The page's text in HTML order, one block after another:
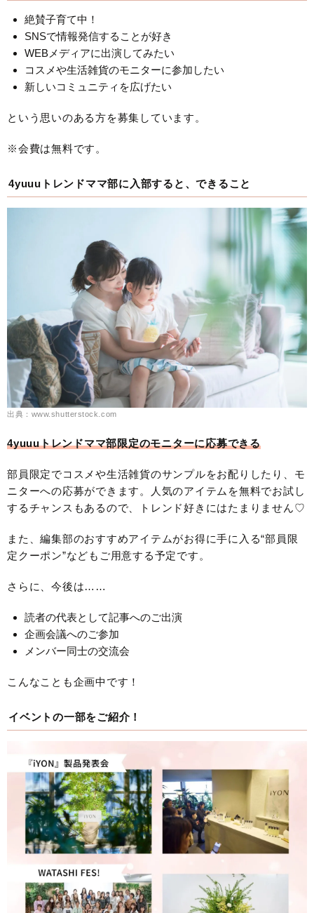
絶賛子育て中！
SNSで情報発信することが好き
WEBメディアに出演してみたい
コスメや生活雑貨のモニターに参加したい
新しいコミュニティを広げたい
という思いのある方を募集しています。
※会費は無料です。
4yuuuトレンドママ部に入部すると、できること
出典：www.shutterstock.com
4yuuuトレンドママ部限定のモニターに応募できる
部員限定でコスメや生活雑貨のサンプルをお配りしたり、モ
ニターへの応募ができます。人気のアイテムを無料でお試し
するチャンスもあるので、トレンド好きにはたまりません♡
また、編集部のおすすめアイテムがお得に手に入る“部員限
定クーポン”などもご用意する予定です。
さらに、今後は……
読者の代表として記事へのご出演
企画会議へのご参加
メンバー同士の交流会
こんなことも企画中です！
イベントの一部をご紹介！